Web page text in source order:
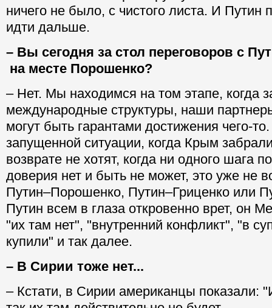
ничего не было, с чистого листа. И Путин
идти дальше.
– Вы сегодня за стол переговоров с
на месте Порошенко?
– Нет. Мы находимся на том этапе, когда
международные структуры, наши
могут быть гарантами достижения чего-
запущенной ситуации, когда Крым
возврате не хотят, когда ни одного шага
доверия нет и быть не может, это уже не
Путин–Порошенко, Путин–Гриценко или
Путин всем в глаза откровенно врет, он
"их там нет", "внутренний конфликт", "в
купили" и так далее.
– В Сирии тоже нет...
– Кстати, в Сирии американцы показали: